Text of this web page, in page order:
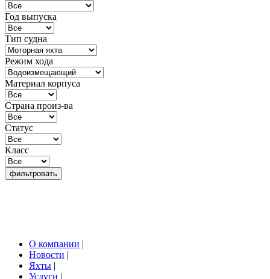
Год выпуска
Тип судна
Режим хода
Материал корпуса
Страна произ-ва
Статус
Класс
О компании |
Новости |
Яхты |
Услуги |